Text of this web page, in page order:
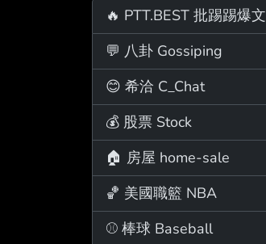
🔥 PTT.BEST 批踢踢爆文
💬 八卦 Gossiping
😊 希洽 C_Chat
💰 股票 Stock
🏠 房屋 home-sale
🏀 美國職籃 NBA
⚾ 棒球 Baseball